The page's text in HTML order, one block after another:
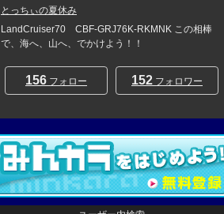
とっちぃの夏休み
LandCruiser70 CBF-GRJ76K-RKMNK この相棒
で、海へ、山へ、でかけよう！！
156 フォロー 152 フォロワー